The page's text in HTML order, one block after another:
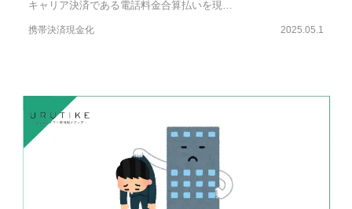
キャリア決済である電話料金合算払いを現…
2025.05.1
携帯決済現金化